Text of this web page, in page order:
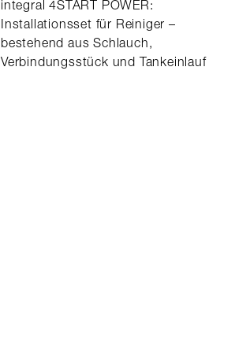
integral 4START POWER:
Installationsset für Reiniger –
bestehend aus Schlauch,
Verbindungsstück und Tankeinlauf